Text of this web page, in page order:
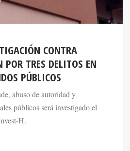
CONTRA
TRES DELITOS EN
PÚBLICOS
abuso de autoridad y
públicos será investigado el
H.